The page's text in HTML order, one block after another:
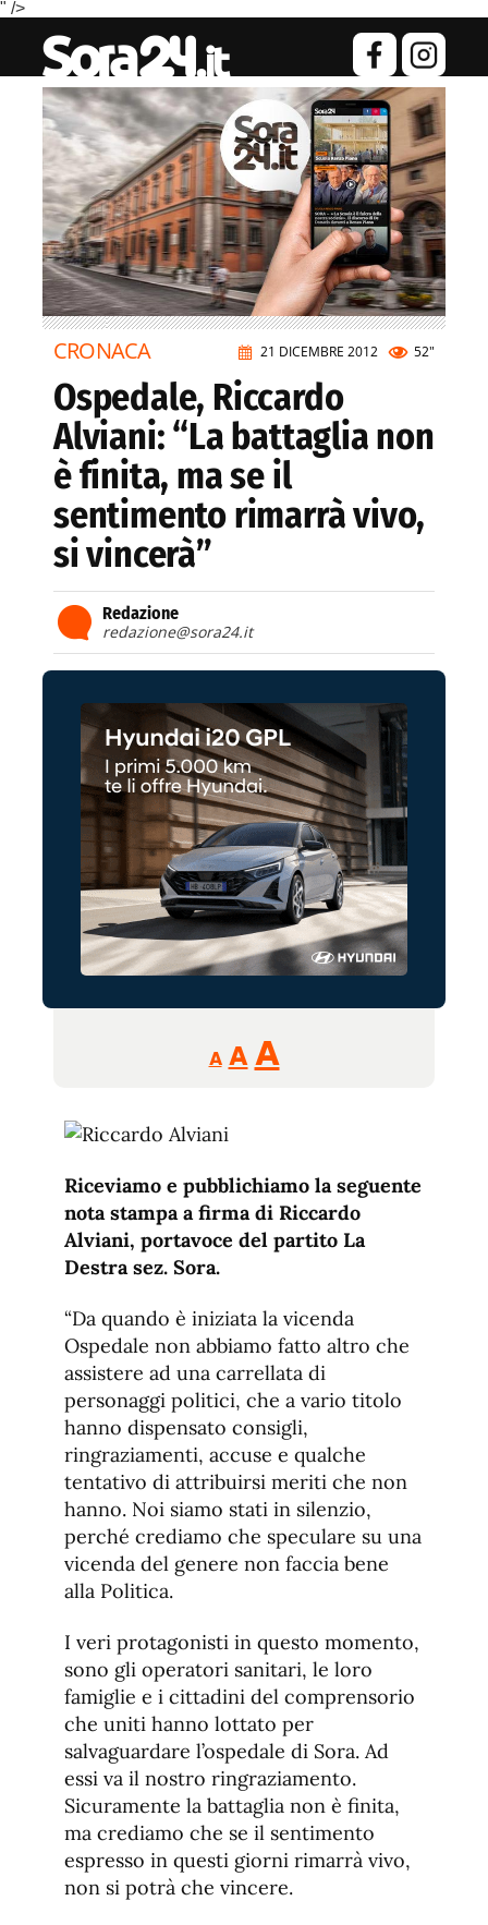
" />
21 DICEMBRE 2012 52"
CRONACA
Ospedale, Riccardo
Alviani: “La battaglia non
è finita, ma se il
sentimento rimarrà vivo,
si vincerà”
Redazione
redazione@sora24.it
A
Reducir
tamaño
A Restablecer
AAumentar
fuente.
Riceviamo e pubblichiamo la seguente
nota stampa a firma di Riccardo
Alviani, portavoce del partito La
Destra sez. Sora.
“Da quando è iniziata la vicenda
Ospedale non abbiamo fatto altro che
assistere ad una carrellata di
personaggi politici, che a vario titolo
hanno dispensato consigli,
ringraziamenti, accuse e qualche
tentativo di attribuirsi meriti che non
hanno. Noi siamo stati in silenzio,
perché crediamo che speculare su una
vicenda del genere non faccia bene
alla Politica.
I veri protagonisti in questo momento,
sono gli operatori sanitari, le loro
famiglie e i cittadini del comprensorio
che uniti hanno lottato per
salvaguardare l’ospedale di Sora. Ad
essi va il nostro ringraziamento.
Sicuramente la battaglia non è finita,
ma crediamo che se il sentimento
espresso in questi giorni rimarrà vivo,
non si potrà che vincere.